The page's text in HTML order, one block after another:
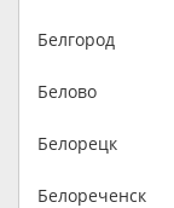
Белгород
Белово
Белорецк
Белореченск